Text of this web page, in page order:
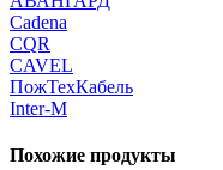
Cadena
CQR
CAVEL
ПожТехКабель
Inter-M
Похожие продукты